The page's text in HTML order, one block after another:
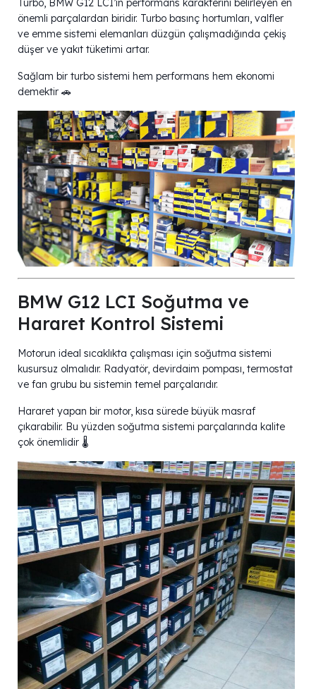
Turbo, BMW G12 LCI’in performans karakterini belirleyen en
önemli parçalardan biridir. Turbo basınç hortumları, valfler
ve emme sistemi elemanları düzgün çalışmadığında çekiş
düşer ve yakıt tüketimi artar.
Sağlam bir turbo sistemi hem performans hem ekonomi
demektir 🚗
BMW G12 LCI Soğutma ve
Hararet Kontrol Sistemi
Motorun ideal sıcaklıkta çalışması için soğutma sistemi
kusursuz olmalıdır. Radyatör, devirdaim pompası, termostat
ve fan grubu bu sistemin temel parçalarıdır.
Hararet yapan bir motor, kısa sürede büyük masraf
çıkarabilir. Bu yüzden soğutma sistemi parçalarında kalite
çok önemlidir 🌡️